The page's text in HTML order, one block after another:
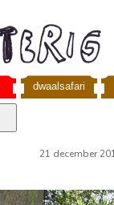
dwaalsafari
21 december